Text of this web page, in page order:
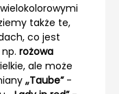
także te,
co jest
rożowa
ale może
„Taube”-